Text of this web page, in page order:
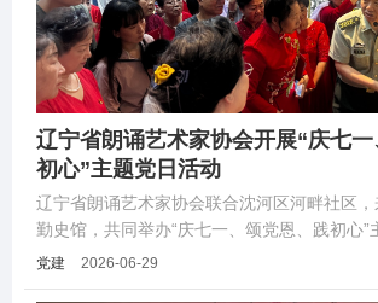
辽宁省朗诵艺术家协会开展“庆七
初心”主题党日活动
辽宁省朗诵艺术家协会联合沈河区河畔社区
勤史馆，共同举办“庆七一、颂党恩、践初心”
党建 2026-06-29